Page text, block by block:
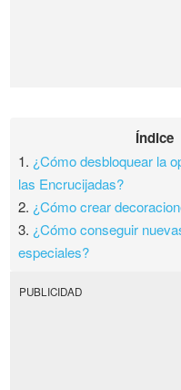
Índice
1. ¿Cómo desbloquear la
las Encrucijadas?
2. ¿Cómo crear
3. ¿Cómo conseguir
especiales?
PUBLICIDAD